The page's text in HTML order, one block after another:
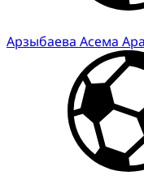
Арзыбаева Асема